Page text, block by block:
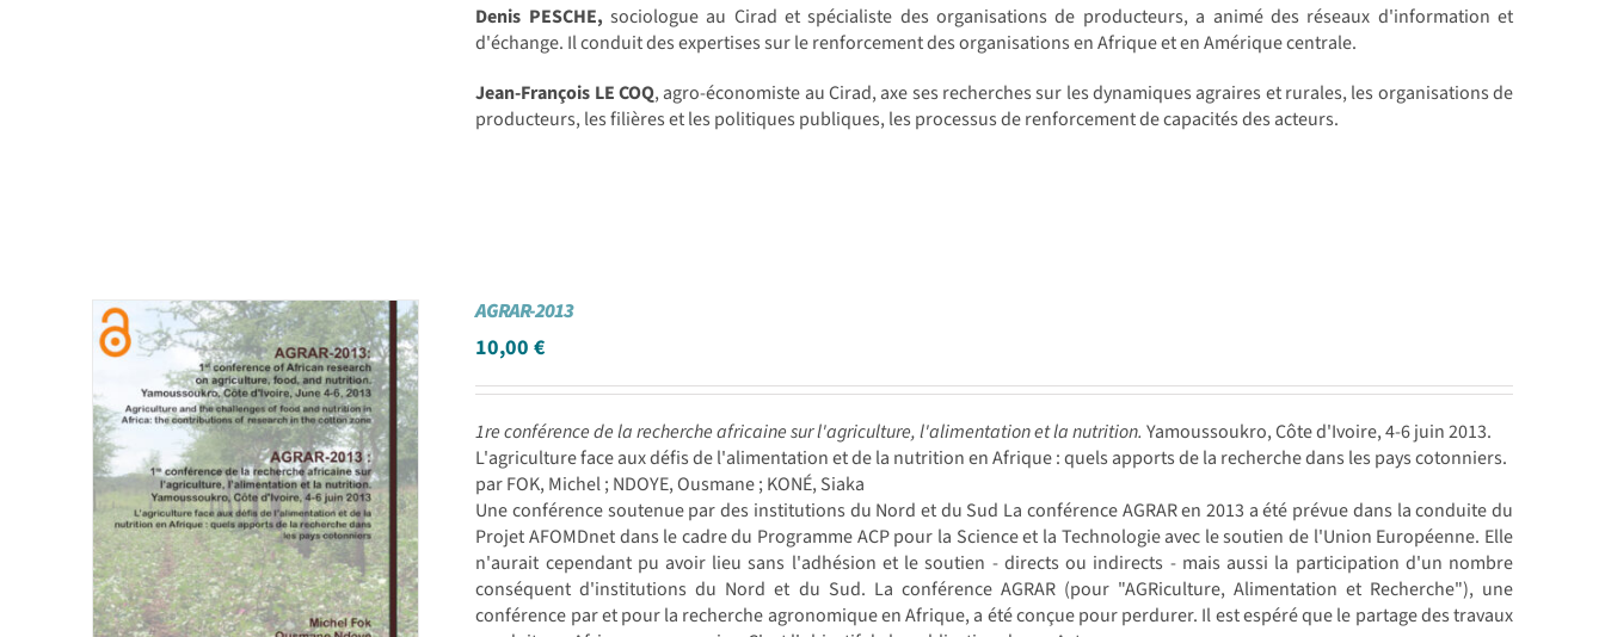
Denis PESCHE, sociologue au Cirad et spécialiste des organisations de producteurs, a animé des réseaux d'information et
d'échange. Il conduit des expertises sur le renforcement des organisations en Afrique et en Amérique centrale.
Jean-François LE COQ, agro-économiste au Cirad, axe ses recherches sur les dynamiques agraires et rurales, les organisations de
producteurs, les filières et les politiques publiques, les processus de renforcement de capacités des acteurs.
AGRAR-2013
10,00€
1re conférence de la recherche africaine sur l'agriculture, l'alimentation et la nutrition. Yamoussoukro, Côte d'Ivoire, 4-6 juin 2013.
L'agriculture face aux défis de l'alimentation et de la nutrition en Afrique : quels apports de la recherche dans les pays cotonniers.
par FOK, Michel ; NDOYE, Ousmane ; KONÉ, Siaka
Une conférence soutenue par des institutions du Nord et du Sud La conférence AGRAR en 2013 a été prévue dans la conduite du
Projet AFOMDnet dans le cadre du Programme ACP pour la Science et la Technologie avec le soutien de l'Union Européenne. Elle
n'aurait cependant pu avoir lieu sans l'adhésion et le soutien - directs ou indirects - mais aussi la participation d'un nombre
conséquent d'institutions du Nord et du Sud. La conférence AGRAR (pour "AGRiculture, Alimentation et Recherche"), une
conférence par et pour la recherche agronomique en Afrique, a été conçue pour perdurer. Il est espéré que le partage des travaux